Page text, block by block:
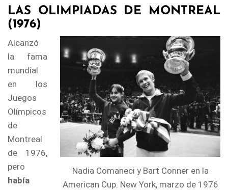
LAS OLIMPIADAS DE MONTREAL
(1976)
Nadia Comaneci y Bart Conner en la
American Cup. New York, marzo de 1976
Alcanzó
la fama
mundial
en los
Juegos
Olímpicos
de
Montreal
de 1976,
pero
había